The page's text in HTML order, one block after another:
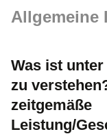
Allgemeine
Was ist
zu
zeitgemäße
Leistung/